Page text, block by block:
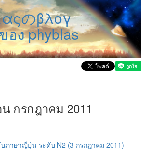
のβλογ
อง phyblas
กรกฎาคม 2011
ภาษาญี่ปุ่น ระดับ N2 (3 กรกฎาคม 2011)